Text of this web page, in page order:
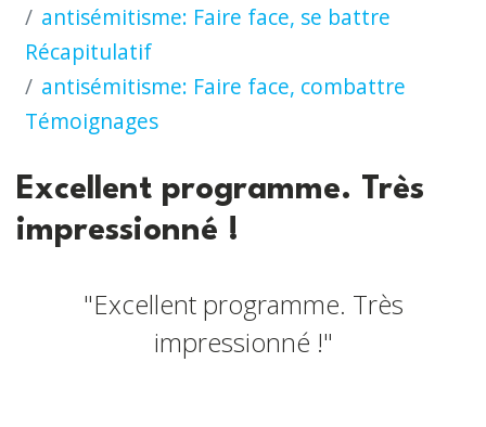
antisémitisme: Faire face, se battre
Récapitulatif
antisémitisme: Faire face, combattre
Témoignages
Excellent programme. Très
impressionné !
"Excellent programme. Très
impressionné !"